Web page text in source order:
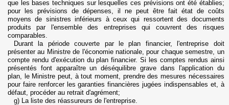
que les bases techniques sur lesquelles ces prévisions ont été établies;
pour les prévisions de dépenses, il ne peut être fait état de coûts
moyens de sinistres inférieurs à ceux qui ressortent des documents
produits par l'ensemble des entreprises qui couvrent des risques
comparables.
Durant la période couverte par le plan financier, l'entreprise doit
présenter au Ministre de l'économie nationale, pour chaque semestre, un
compte rendu d'exécution du plan financier. Si les comptes rendus ainsi
présentés font apparaître un déséquilibre grave dans l'application du
plan, le Ministre peut, à tout moment, prendre des mesures nécessaires
pour faire renforcer les garanties financières jugées indispensables et, à
défaut, procéder au retrait d'agrément;
g) La liste des réassureurs de l'entreprise.